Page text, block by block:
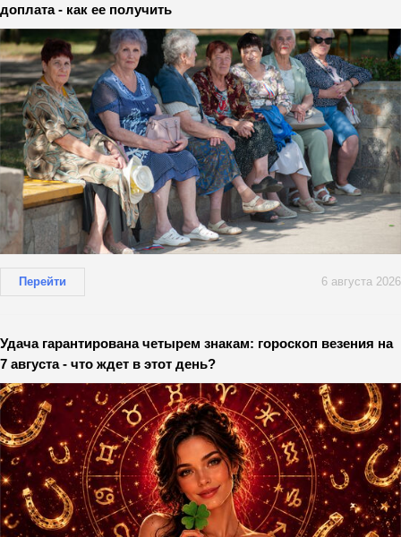
доплата - как ее получить
Перейти 6 августа 2026
Удача гарантирована четырем знакам: гороскоп везения на
7 августа - что ждет в этот день?